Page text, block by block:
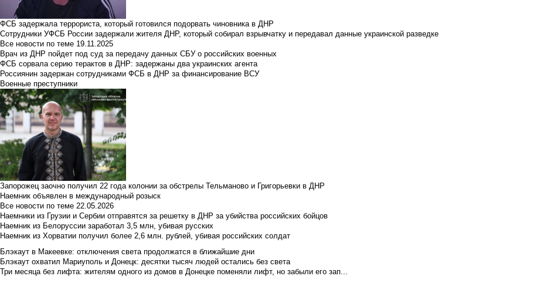
ФСБ задержала террориста, который готовился подорвать чиновника в ДНР
Сотрудники УФСБ России задержали жителя ДНР, который собирал взрывчатку и передавал данные украинской разведке
Все новости по теме 19.11.2025
Врач из ДНР пойдет под суд за передачу данных СБУ о российских военных
ФСБ сорвала серию терактов в ДНР: задержаны два украинских агента
Россиянин задержан сотрудниками ФСБ в ДНР за финансирование ВСУ
Военные преступники
Запорожец заочно получил 22 года колонии за обстрелы Тельманово и Григорьевки в ДНР
Наемник объявлен в международный розыск
Все новости по теме 22.05.2026
Наемники из Грузии и Сербии отправятся за решетку в ДНР за убийства российских бойцов
Наемник из Белоруссии заработал 3,5 млн, убивая русских
Наемник из Хорватии получил более 2,6 млн. рублей, убивая российских солдат
Блэкаут в Макеевке: отключения света продолжатся в ближайшие дни
Блэкаут охватил Мариуполь и Донецк: десятки тысяч людей остались без света
Три месяца без лифта: жителям одного из домов в Донецке поменяли лифт, но забыли его зап...